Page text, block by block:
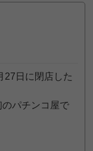
27日に閉店した
パチンコ屋で